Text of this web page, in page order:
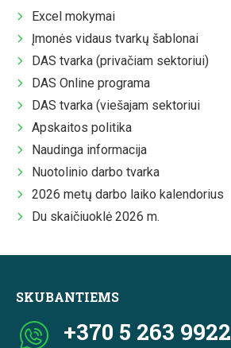
Excel mokymai
Įmonės vidaus tvarkų šablonai
DAS tvarka (privačiam sektoriui)
DAS Online programa
DAS tvarka (viešajam sektoriui
Apskaitos politika
Naudinga informacija
Nuotolinio darbo tvarka
2026 metų darbo laiko kalendorius
Du skaičiuoklė 2026 m.
SKUBANTIEMS
+370 5 263 9922